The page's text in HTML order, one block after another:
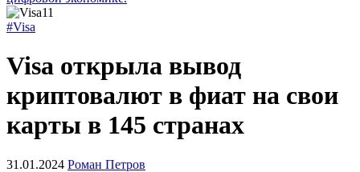
#Visa
Visa открыла вывод
криптовалют в фиат на свои
карты в 145 странах
31.01.2024 Роман Петров